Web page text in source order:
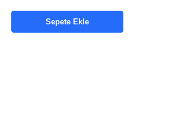
Sepete Ekle